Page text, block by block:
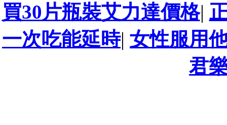
買30片瓶裝艾力達價格|
一次吃能延時| 女性服用
君